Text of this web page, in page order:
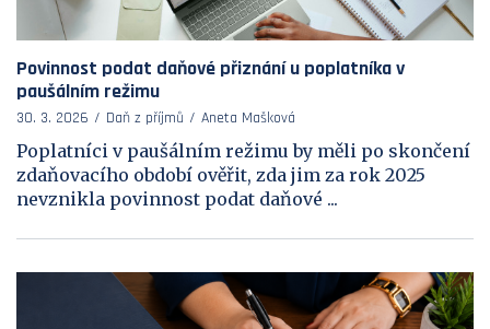
Povinnost podat daňové přiznání u poplatníka v
paušálním režimu
30. 3. 2026 Daň z příjmů Aneta Mašková
Poplatníci v paušálním režimu by měli po skončení
zdaňovacího období ověřit, zda jim za rok 2025
nevznikla povinnost podat daňové ...